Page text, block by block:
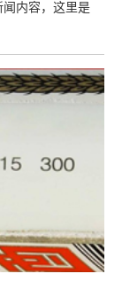
内容，这里是